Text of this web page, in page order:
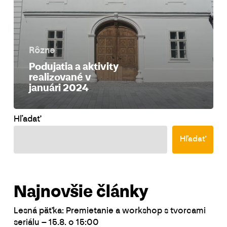
Rôzne
Podujatia a aktivity
realizované v
januári 2024
Hľadať
Hľadať
Najnovšie články
Lesná päťka: Premietanie a workshop s tvorcami
seriálu – 15.8. o 15:00